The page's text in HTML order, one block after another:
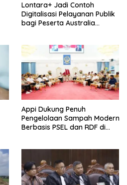
Lontara+ Jadi Contoh
Digitalisasi Pelayanan Publik
bagi Peserta Australia
Appi Dukung Penuh
Pengelolaan Sampah Modern
Berbasis PSEL dan RDF di